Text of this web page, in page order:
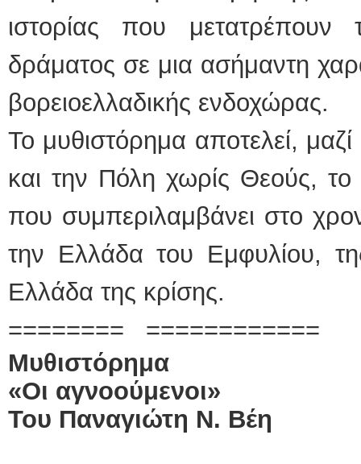
ιστορίας που μετατρέπουν
δράματος σε μια ασήμαντη
βορειοελλαδικής ενδοχώρας.
Το μυθιστόρημα αποτελεί,
και την Πόλη χωρίς Θεούς, το
που συμπεριλαμβάνει στο
την Ελλάδα του Εμφυλίου,
Ελλάδα της κρίσης.
======== ============
Μυθιστόρημα
«Οι αγνοούμενοι»
Του Παναγιώτη Ν. Βέη